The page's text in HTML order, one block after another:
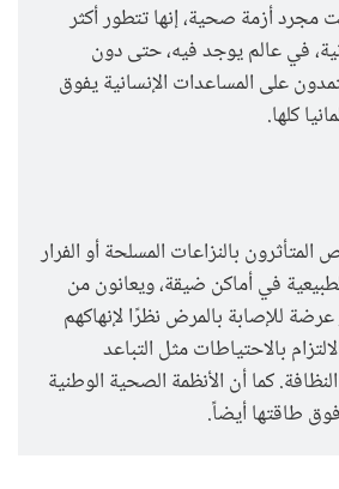
كوفيد 19 ليست مجرد أزمة صحية، إنها تتطور أكثر
في عالم يوجد فيه، حتى دون
على المساعدات الإنسانية يفوق
كلها.
بالنزاعات المسلحة أو الفرار
في أماكن ضيقة، ويعانون من
للإصابة بالمرض نظرًا لإنهاكهم
بالاحتياطات مثل التباعد
كما أن الأنظمة الصحية الوطنية
طاقتها أيضاً.